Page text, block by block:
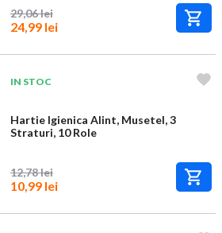
29,06 lei
24,99 lei
IN STOC
Hartie Igienica Alint, Musetel, 3
Straturi, 10 Role
12,78 lei
10,99 lei